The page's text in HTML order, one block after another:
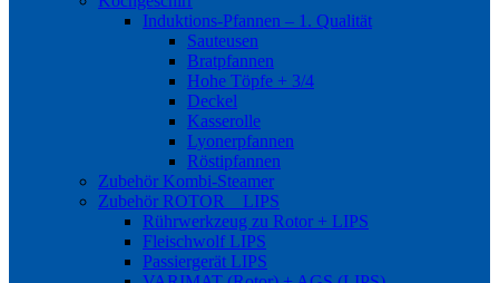
Induktions-Pfannen – 1. Qualität
Sauteusen
Bratpfannen
Hohe Töpfe + 3/4
Deckel
Kasserolle
Lyonerpfannen
Röstipfannen
Zubehör Kombi-Steamer
Zubehör ROTOR _ LIPS
Rührwerkzeug zu Rotor + LIPS
Fleischwolf LIPS
Passiergerät LIPS